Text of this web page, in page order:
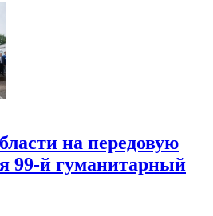
на передовую
99-й гуманитарный